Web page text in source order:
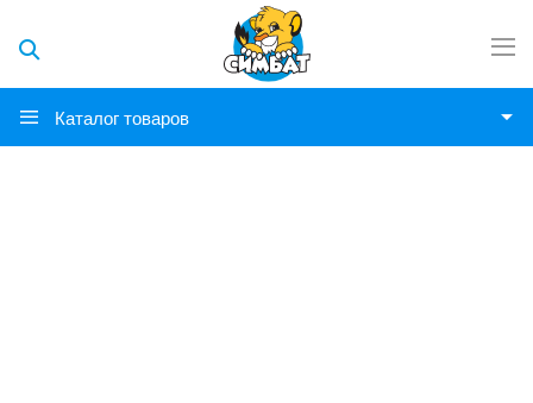
Каталог товаров